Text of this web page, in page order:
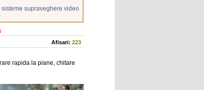
sisteme supraveghere video
Afisari: 223
rapida la piane, chitare